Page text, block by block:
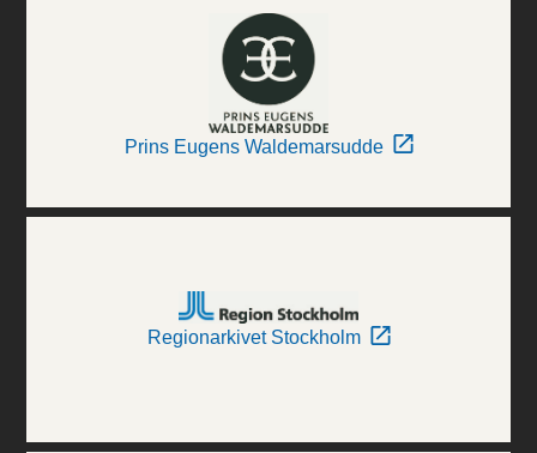
Prins Eugens Waldemarsudde
Regionarkivet Stockholm